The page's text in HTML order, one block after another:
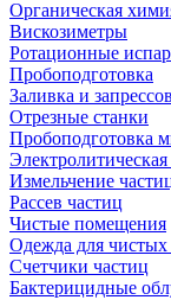
Органическая
Вискозиметры
Ротационные
Пробоподготовка
Заливка и
Отрезные станки
Пробоподготовка
Измельчение
Рассев частиц
Чистые помещения
Одежда для
Счетчики частиц
Бактерицидные